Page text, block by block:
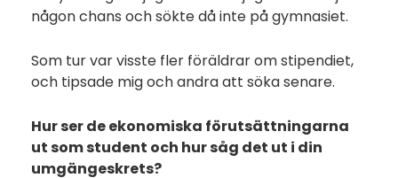
någon chans och sökte då inte på gymnasiet.
Som tur var visste fler föräldrar om stipendiet,
och tipsade mig och andra att söka senare.
Hur ser de ekonomiska förutsättningarna
ut som student och hur såg det ut i din
umgängeskrets?